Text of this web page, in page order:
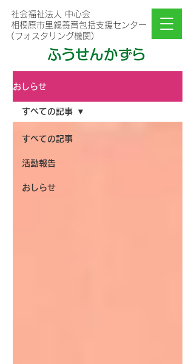
社会福祉法人 中心会
相模原市里親養育包括支援センター
(フォスタリング機関)
おしらせ
すべての記事
活動報告
おしらせ
すべての記事